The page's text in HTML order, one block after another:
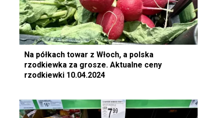
Na półkach towar z Włoch, a polska
rzodkiewka za grosze. Aktualne ceny
rzodkiewki 10.04.2024